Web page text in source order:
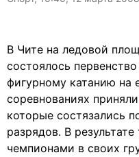
В Чите на ледовой
состоялось
фигурному катанию на
соревнованиях
которые состязались
разрядов. В
чемпионами в своих